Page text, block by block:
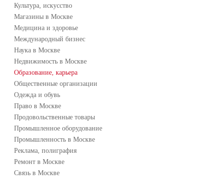
Культура, искусство
Магазины в Москве
Медицина и здоровье
Международный бизнес
Наука в Москве
Недвижимость в Москве
Образование, карьера
Общественные организации
Одежда и обувь
Право в Москве
Продовольственные товары
Промышленное оборудование
Промышленность в Москве
Реклама, полиграфия
Ремонт в Москве
Связь в Москве